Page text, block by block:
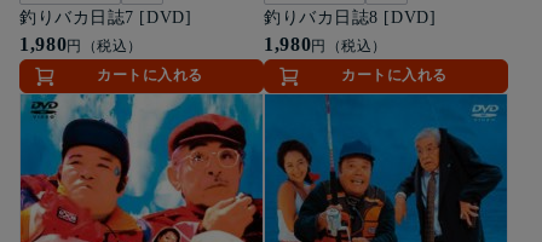
釣りバカ日誌7 [DVD]
1,980円（税込）
カートに入れる
釣りバカ日誌8 [DVD]
1,980円（税込）
カートに入れる